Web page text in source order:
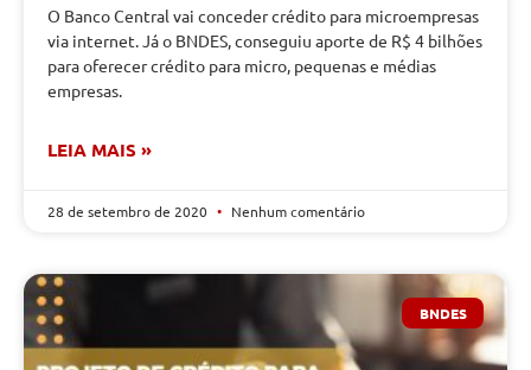
O Banco Central vai conceder crédito para microempresas
via internet. Já o BNDES, conseguiu aporte de R$ 4 bilhões
para oferecer crédito para micro, pequenas e médias
empresas.
LEIA MAIS »
28 de setembro de 2020 Nenhum comentário
BNDES